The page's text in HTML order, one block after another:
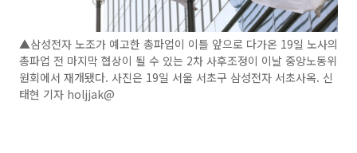
▲삼성전자 노조가 예고한 총파업이 이틀 앞으로 다가온 19일 노사의
총파업 전 마지막 협상이 될 수 있는 2차 사후조정이 이날 중앙노동위
원회에서 재개됐다. 사진은 19일 서울 서초구 삼성전자 서초사옥. 신
태현 기자 holjjak@